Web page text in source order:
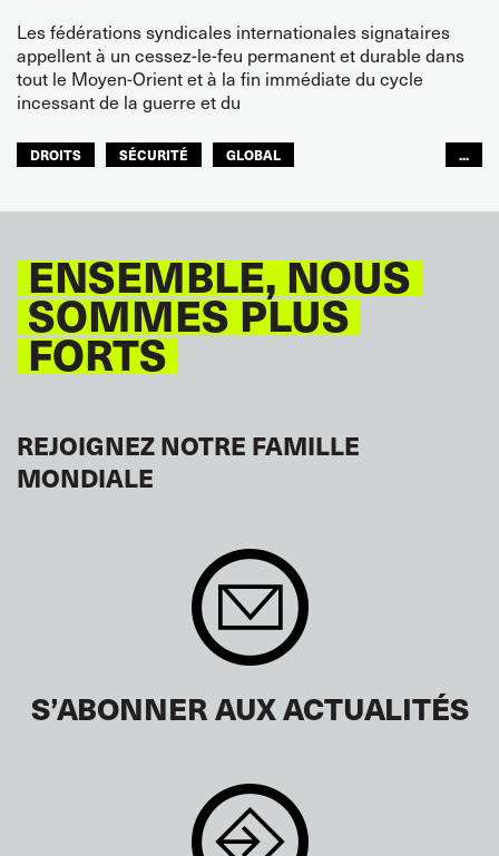
Les fédérations syndicales internationales signataires
appellent à un cessez-le-feu permanent et durable dans
tout le Moyen-Orient et à la fin immédiate du cycle
incessant de la guerre et du
DROITS SÉCURITÉ
GLOBAL
...
ENSEMBLE, NOUS
SOMMES PLUS
FORTS
REJOIGNEZ NOTRE FAMILLE
MONDIALE
S’ABONNER AUX ACTUALITÉS